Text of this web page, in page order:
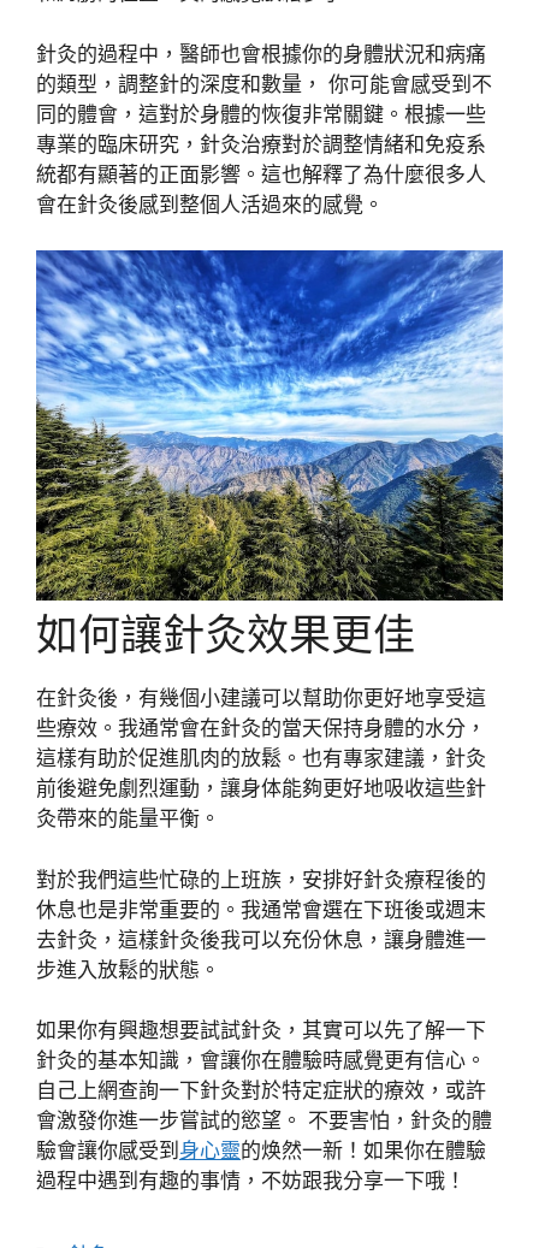
針灸的過程中，醫師也會根據你的身體狀況和病痛
的類型，調整針的深度和數量， 你可能會感受到不
同的體會，這對於身體的恢復非常關鍵。根據一些
專業的臨床研究，針灸治療對於調整情緒和免疫系
統都有顯著的正面影響。這也解釋了為什麼很多人
會在針灸後感到整個人活過來的感覺。
如何讓針灸效果更佳
在針灸後，有幾個小建議可以幫助你更好地享受這
些療效。我通常會在針灸的當天保持身體的水分，
這樣有助於促進肌肉的放鬆。也有專家建議，針灸
前後避免劇烈運動，讓身体能夠更好地吸收這些針
灸帶來的能量平衡。
對於我們這些忙碌的上班族，安排好針灸療程後的
休息也是非常重要的。我通常會選在下班後或週末
去針灸，這樣針灸後我可以充份休息，讓身體進一
步進入放鬆的狀態。
如果你有興趣想要試試針灸，其實可以先了解一下
針灸的基本知識，會讓你在體驗時感覺更有信心。
自己上網查詢一下針灸對於特定症狀的療效，或許
會激發你進一步嘗試的慾望。 不要害怕，針灸的體
驗會讓你感受到 身心靈的焕然一新！如果你在體驗
過程中遇到有趣的事情，不妨跟我分享一下哦！